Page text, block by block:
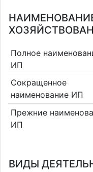
Полное
ИП
Сокращенное
наименование ИП
Прежние
ИП
ВИДЫ